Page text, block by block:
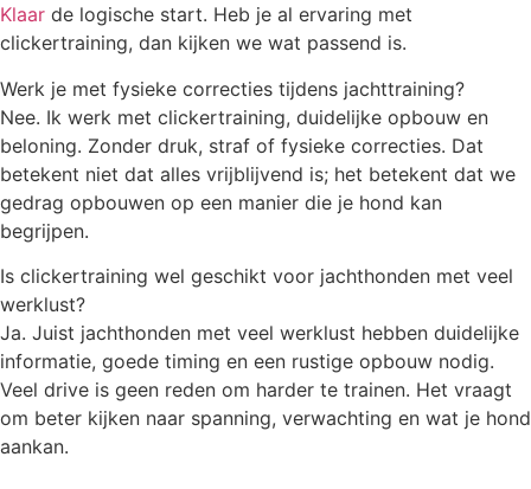
Klaar de logische start. Heb je al ervaring met
clickertraining, dan kijken we wat passend is.
Werk je met fysieke correcties tijdens jachttraining?
Nee. Ik werk met clickertraining, duidelijke opbouw en
beloning. Zonder druk, straf of fysieke correcties. Dat
betekent niet dat alles vrijblijvend is; het betekent dat we
gedrag opbouwen op een manier die je hond kan
begrijpen.
Is clickertraining wel geschikt voor jachthonden met veel
werklust?
Ja. Juist jachthonden met veel werklust hebben duidelijke
informatie, goede timing en een rustige opbouw nodig.
Veel drive is geen reden om harder te trainen. Het vraagt
om beter kijken naar spanning, verwachting en wat je hond
aankan.